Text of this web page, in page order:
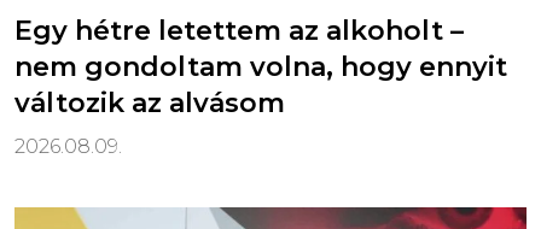
Egy hétre letettem az alkoholt –
nem gondoltam volna, hogy ennyit
változik az alvásom
2026.08.09.